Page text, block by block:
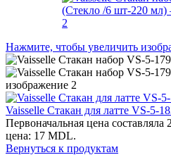
Нажмите, чтобы увеличить
Vaisselle Стакан для латте VS-5-
Первоначальная цена составляла
цена: 17 MDL.
Вернуться к продуктам